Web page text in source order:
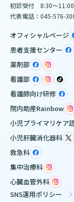
初診受付 8:30～11:00
代表電話：045-576-
オフィシャルページ
患者支援センター
薬剤部
看護部
看護師向け研修
院内助産Rainbow
小児プライマリケア
小児肝臓消化器科
救急科
集中治療科
心臓血管外科
SNS運用ポリシー